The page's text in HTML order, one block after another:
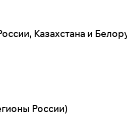
Казахстана и
России)